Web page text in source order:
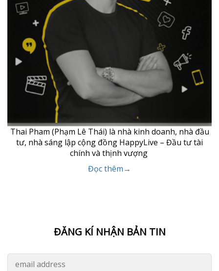
Thai Pham (Phạm Lê Thái) là nhà kinh doanh, nhà đầu
tư, nhà sáng lập cộng đồng HappyLive – Đầu tư tài
chính và thịnh vượng
Đọc thêm→
ĐĂNG KÍ NHẬN BẢN TIN